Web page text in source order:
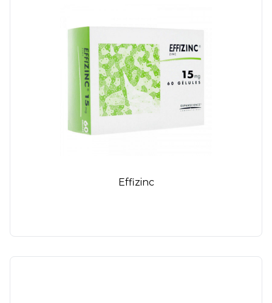
Effizinc